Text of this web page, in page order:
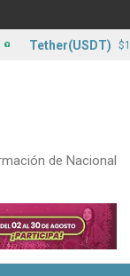
de Nacional
$17.15